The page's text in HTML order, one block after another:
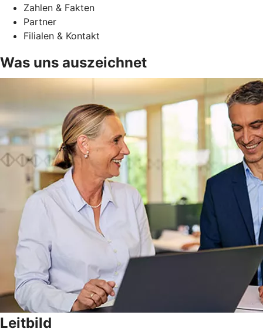
Zahlen & Fakten
Partner
Filialen & Kontakt
Was uns auszeichnet
Leitbild